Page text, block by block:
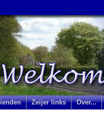
Zeijer links Over...